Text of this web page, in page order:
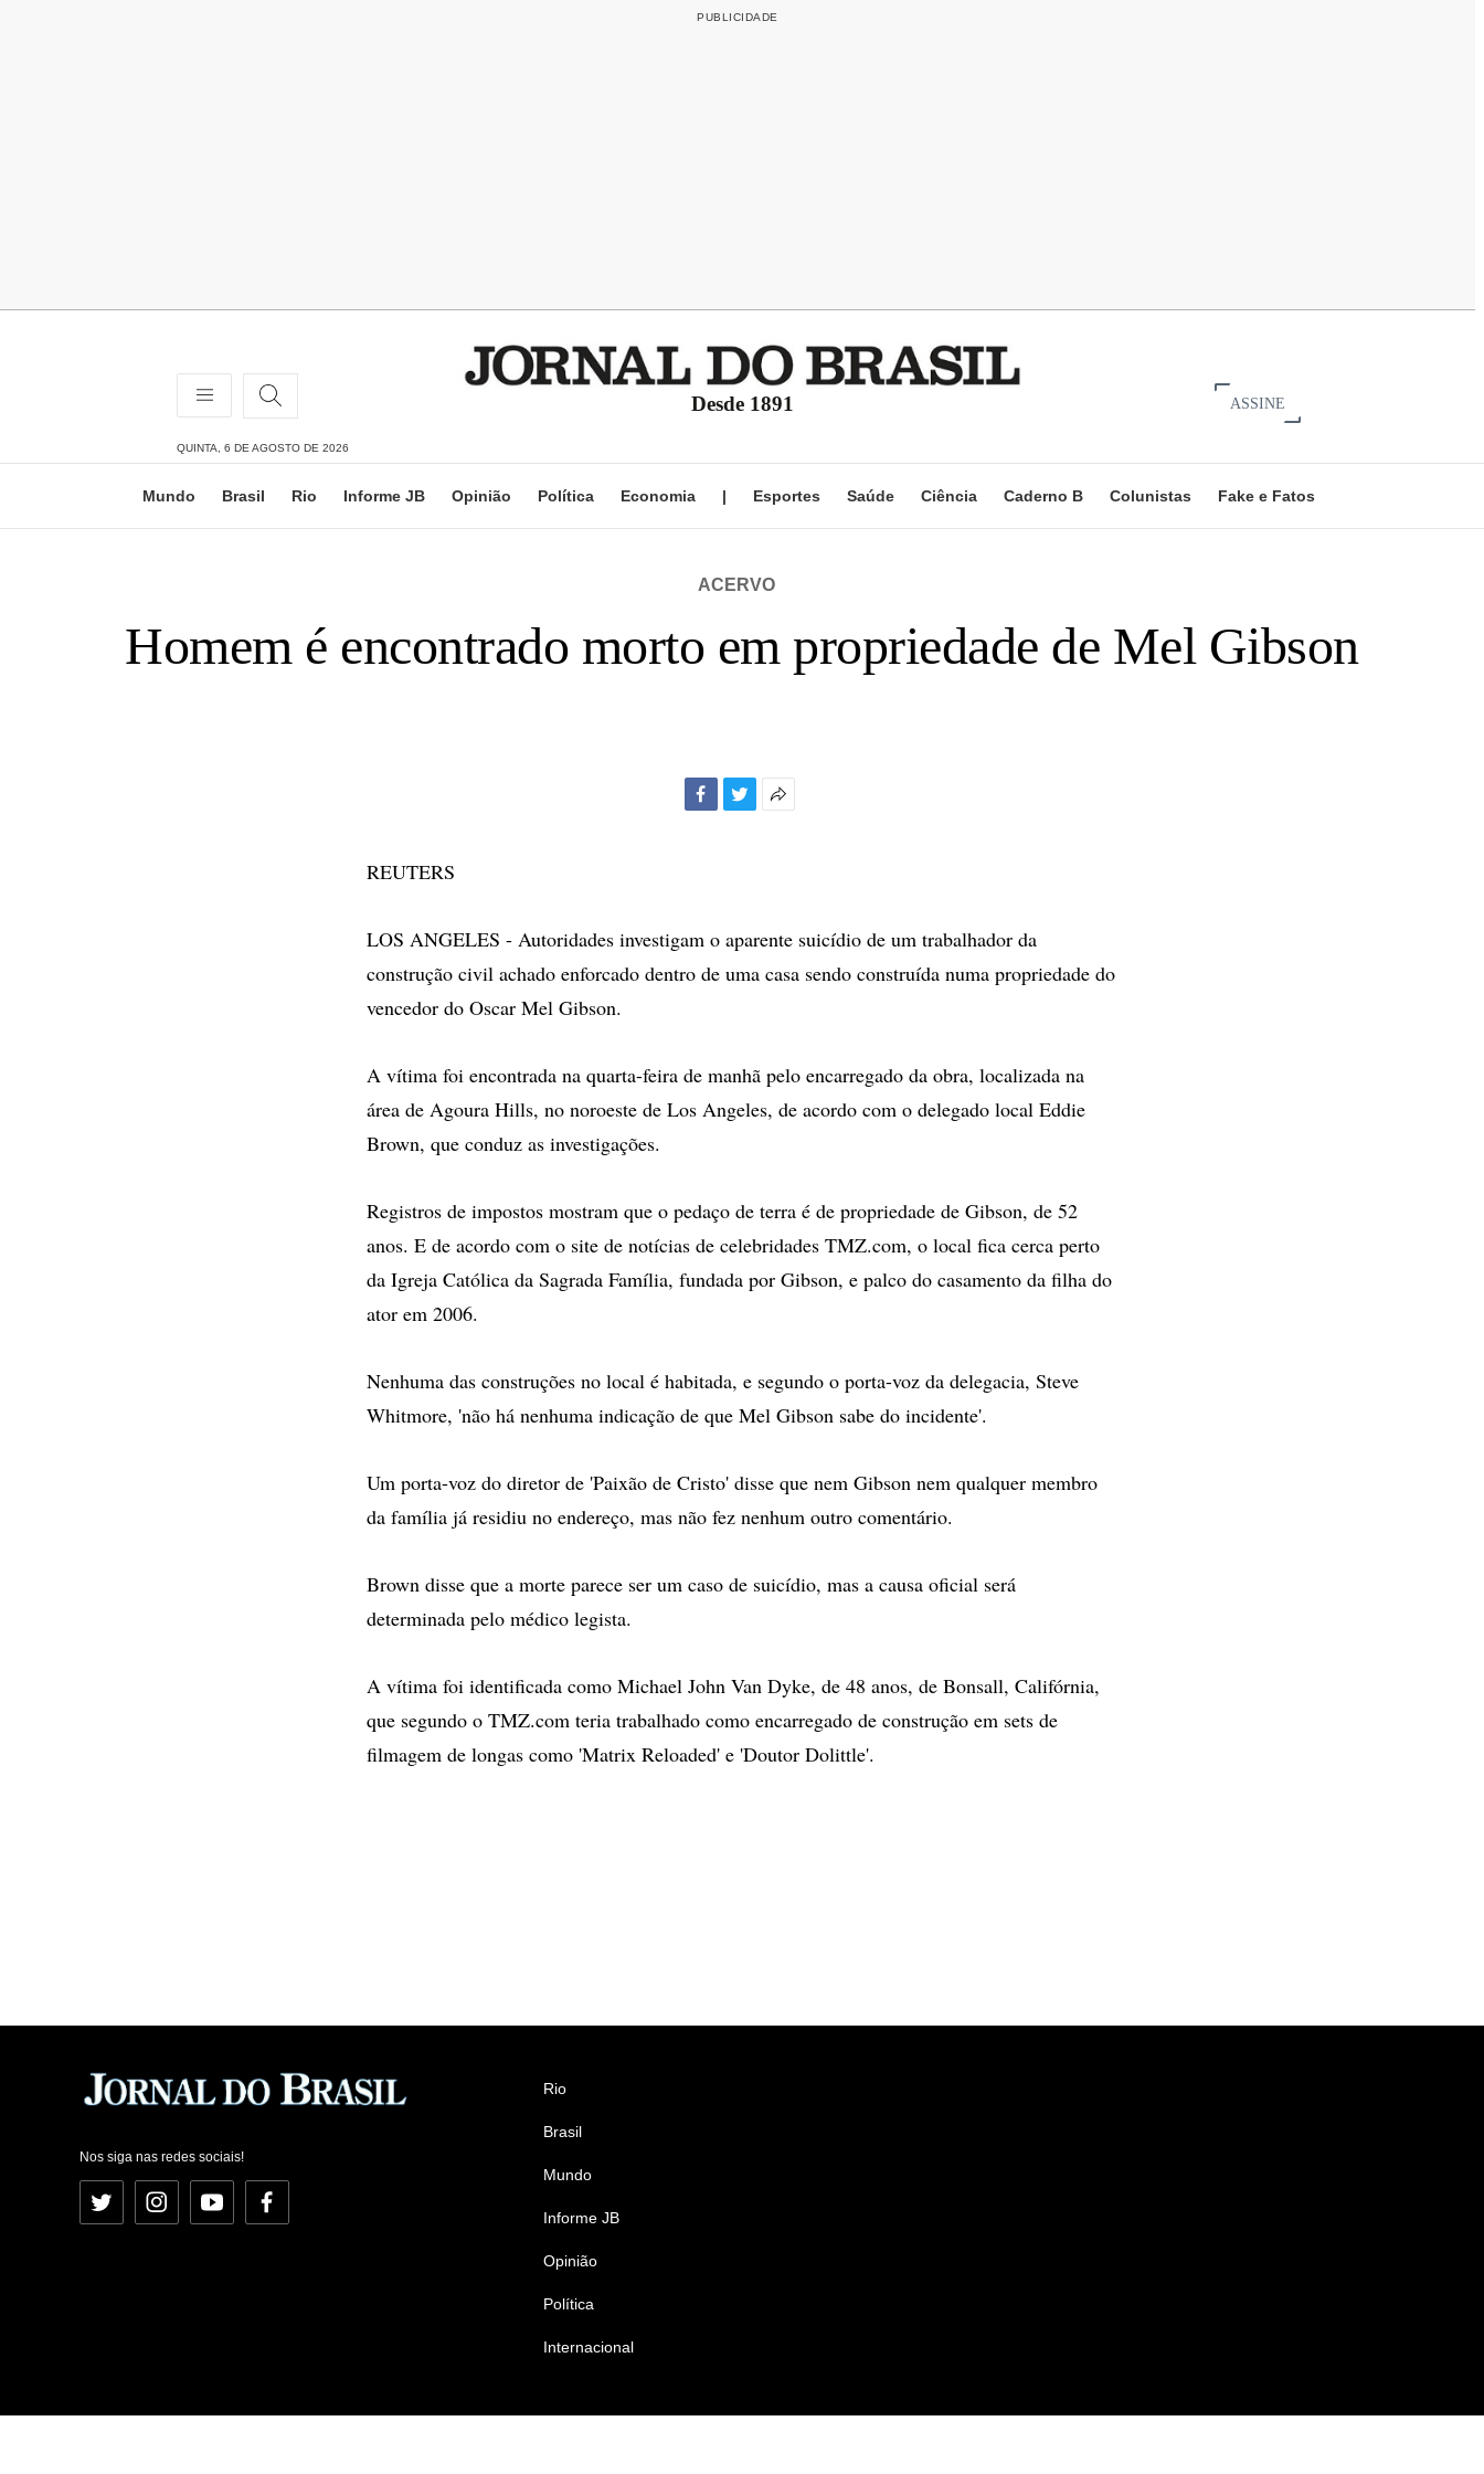
Desde 1891 ASSINE
QUINTA, 6 DE AGOSTO DE 2026
Mundo Brasil Rio Informe JB Opinião Política Economia | Esportes Saúde Ciência Caderno B Colunistas Fake e Fatos
ACERVO
Homem é encontrado morto em propriedade de Mel Gibson
REUTERS
LOS ANGELES - Autoridades investigam o aparente suicídio de um trabalhador da
construção civil achado enforcado dentro de uma casa sendo construída numa propriedade do
vencedor do Oscar Mel Gibson.
A vítima foi encontrada na quarta-feira de manhã pelo encarregado da obra, localizada na
área de Agoura Hills, no noroeste de Los Angeles, de acordo com o delegado local Eddie
Brown, que conduz as investigações.
Registros de impostos mostram que o pedaço de terra é de propriedade de Gibson, de 52
anos. E de acordo com o site de notícias de celebridades TMZ.com, o local fica cerca perto
da Igreja Católica da Sagrada Família, fundada por Gibson, e palco do casamento da filha do
ator em 2006.
Nenhuma das construções no local é habitada, e segundo o porta-voz da delegacia, Steve
Whitmore, 'não há nenhuma indicação de que Mel Gibson sabe do incidente'.
Um porta-voz do diretor de 'Paixão de Cristo' disse que nem Gibson nem qualquer membro
da família já residiu no endereço, mas não fez nenhum outro comentário.
Brown disse que a morte parece ser um caso de suicídio, mas a causa oficial será
determinada pelo médico legista.
A vítima foi identificada como Michael John Van Dyke, de 48 anos, de Bonsall, Califórnia,
que segundo o TMZ.com teria trabalhado como encarregado de construção em sets de
filmagem de longas como 'Matrix Reloaded' e 'Doutor Dolittle'.
Nos siga nas redes sociais!
Twitter InstagramYouTubeFacebook
Rio
Brasil
Mundo
Informe JB
Opinião
Política
Internacional